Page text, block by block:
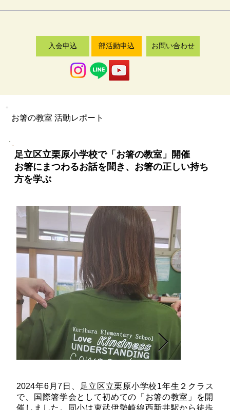
お問い合わせ
部活動申込
入会申込
​お箸の教室 活動レポート
足立区立栗原小学校で「お箸の教室」開催
お箸にまつわるお話を聞き、お箸の正しい持ち
方を学ぶ
2024年6月7日、足立区立栗原小学校1年生２クラス
で、国際箸学会として初めての「お箸の教室」を開
催しました。同小は東武伊勢崎線西新井駅から徒歩